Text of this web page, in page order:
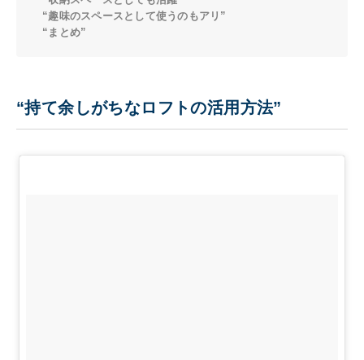
“趣味のスペースとして使うのもアリ”
“まとめ”
“持て余しがちなロフトの活用方法”